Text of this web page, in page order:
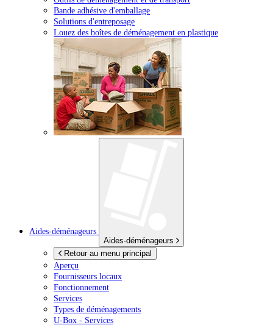
Bande adhésive d'emballage
Solutions d'entreposage
Louez des boîtes de déménagement en plastique
Aides-déménageurs
Aides-déménageurs
Retour au menu principal
Aperçu
Fournisseurs locaux
Fonctionnement
Services
Types de déménagements
U-Box - Services